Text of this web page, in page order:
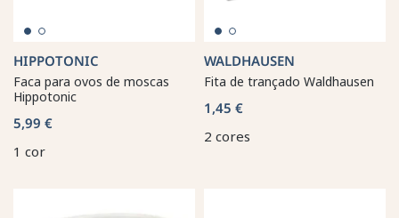
HIPPOTONIC
Faca para ovos de moscas
Hippotonic
5,99 €
1 cor
WALDHAUSEN
Fita de trançado Waldhausen
1,45 €
2 cores